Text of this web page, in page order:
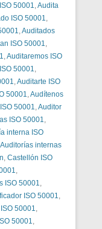
50001,Audita
ISO 50001,
,Auditados
ISO 50001,
,Auditaremos ISO
50001,
,Auditarte ISO
50001,Audítenos
50001,Auditor
ISO 50001,
interna ISO
Auditorías internas
, Castellón ISO
,
ISO 50001,
ISO 50001,
50001,
50001,